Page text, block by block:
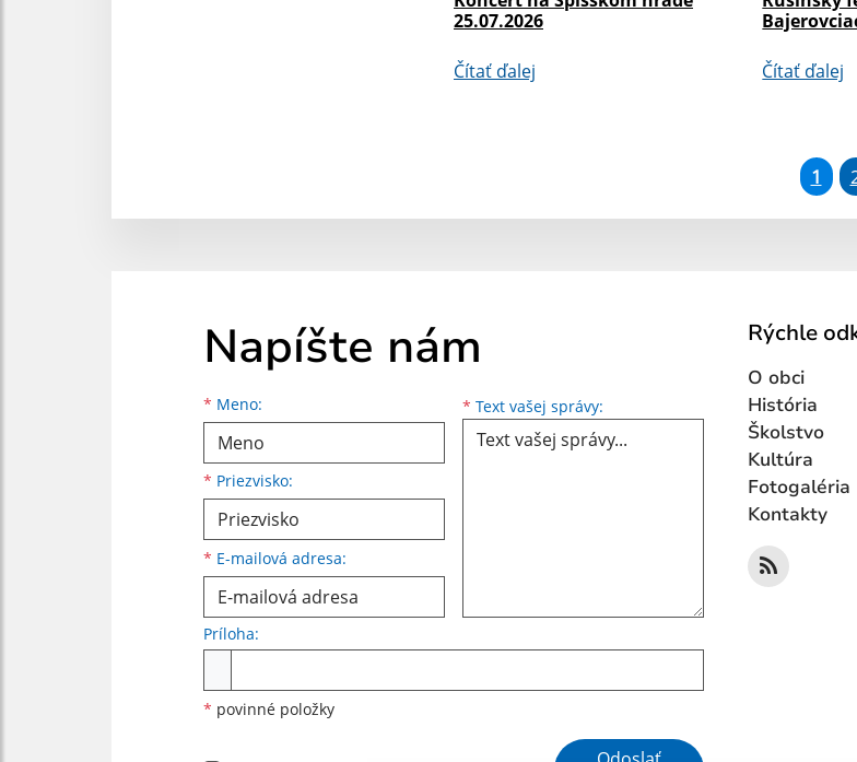
25.07.2026
Čítať ďalej Čítať ďalej
1
Napíšte nám
* Meno:
Meno
* Priezvisko:
Priezvisko
* E-mailová adresa:
E-mailová adresa * Text vašej správy: Text vašej správy...
Príloha:
* povinné položky
Google reCaptcha Response
Rýchle
O obci
História
Školstvo
Kultúra
Fotogaléria
Kontakty